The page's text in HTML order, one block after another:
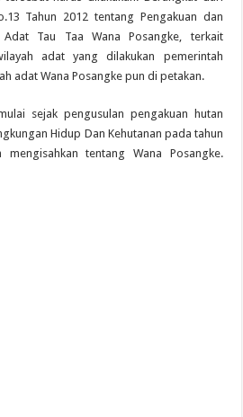
Tahun 2012 tentang Pengakuan dan
Adat Tau Taa Wana Posangke, terkait
adat yang dilakukan pemerintah
adat Wana Posangke pun di petakan.
sejak pengusulan pengakuan hutan
Hidup Dan Kehutanan pada tahun
tentang Wana Posangke.